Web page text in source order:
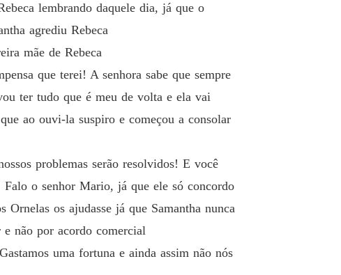
lembrando daquele dia, já que o
agrediu Rebeca
mãe de Rebeca
que terei! A senhora sabe que sempre
ter tudo que é meu de volta e ela vai
ao ouvi-la suspiro e começou a consolar
problemas serão resolvidos! E você
Falo o senhor Mario, já que ele só concordo
os ajudasse já que Samantha nunca
não por acordo comercial
uma fortuna e ainda assim não nós